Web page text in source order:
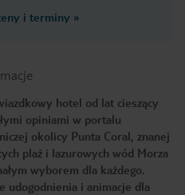
i terminy »
hotel od lat cieszący
opiniami w portalu
okolicy Punta Coral, znanej
plaż i lazurowych wód Morza
wyborem dla każdego.
udogodnienia i animacje dla